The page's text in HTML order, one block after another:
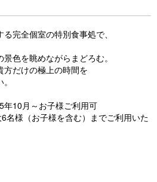
完全個室の特別食事処で、
色を眺めながらまどろむ。
方だけの極上の時間を
10月～お子様ご利用可
名様（お子様を含む）までご利用いた